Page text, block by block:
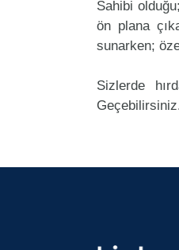
Sahibi
ön plana
sunarken;
Sizlerde